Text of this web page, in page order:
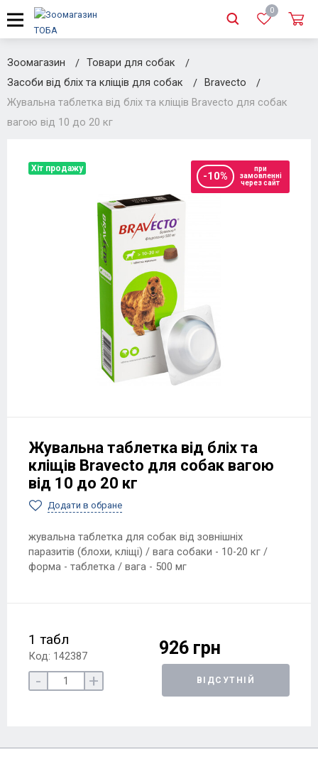
0
Зоомагазин
Товари для собак
Засоби від бліх та кліщів для собак
Bravecto
Жувальна таблетка від бліх та кліщів Bravecto для собак
вагою від 10 до 20 кг
Хіт продажу
-10%
при
замовленні
через сайт
Жувальна таблетка від бліх та
кліщів Bravecto для собак вагою
від 10 до 20 кг
Додати в обране
жувальна таблетка для собак від зовнішніх
паразитів (блохи, кліщі) / вага собаки - 10-20 кг /
форма - таблетка / вага - 500 мг
1 табл
Код: 142387 926 грн
- + ВІДСУТНІЙ